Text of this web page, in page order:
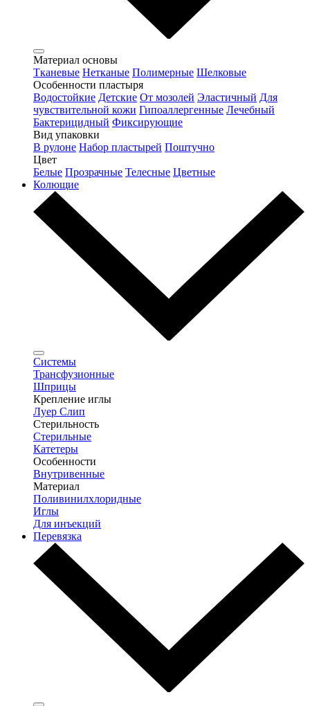
Материал основы
Тканевые Нетканые Полимерные Шелковые
Особенности пластыря
Водостойкие Детские От мозолей Эластичный Для
чувствительной кожи Гипоаллергенные Лечебный
Бактерицидный Фиксирующие
Вид упаковки
В рулоне Набор пластырей Поштучно
Цвет
Белые Прозрачные Телесные Цветные
Колющие
Системы
Трансфузионные
Шприцы
Крепление иглы
Луер Слип
Стерильность
Стерильные
Катетеры
Особенности
Внутривенные
Материал
Поливинилхлоридные
Иглы
Для инъекций
Перевязка